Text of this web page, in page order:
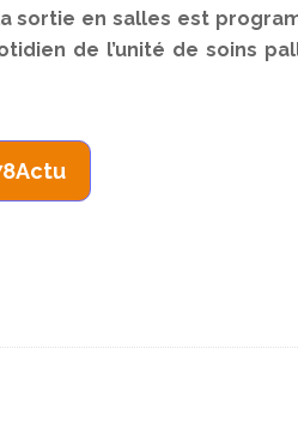
sortie en salles est
de l’unité de soins
Actu